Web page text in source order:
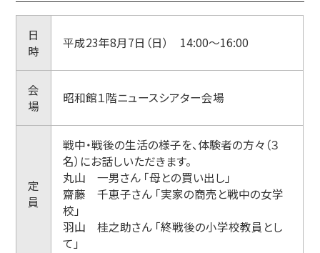
日
時
平成23年8月7日（日） 14:00～16:00
会
場
昭和館１階ニュースシアター会場
定
員
戦中・戦後の生活の様子を、体験者の方々（３
名）にお話しいただきます。
丸山 一男さん 「母との買い出し」
齋藤 千恵子さん 「実家の商売と戦中の女学
校」
羽山 桂之助さん 「終戦後の小学校教員とし
て」